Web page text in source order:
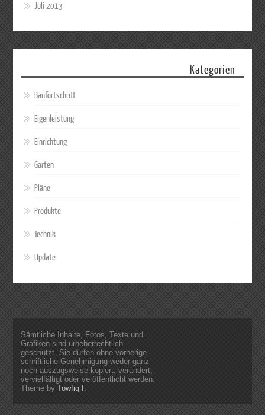
Juli 2013
Kategorien
Baufortschritt
Eigenleistung
Einrichtung
Garten
Pläne
Produkte
Technik
Update
Sämtliche Inhalte, Fotos, Texte und
Grafiken sind urheberrechtlich
geschützt. Sie dürfen ohne vorherige
schriftliche Genehmigung weder ganz
noch auszugsweise kopiert, verändert,
vervielfältigt oder veröffentlicht werden.
Theme by Towfiq I.